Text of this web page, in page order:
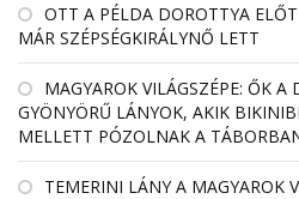
OTT A PÉLDA DOROTTYA
MÁR SZÉPSÉGKIRÁLYNŐ LETT
MAGYAROK VILÁGSZÉPE: ŐK A
GYÖNYÖRŰ LÁNYOK, AKIK
MELLETT PÓZOLNAK A
TEMERINI LÁNY A MAGYAROK